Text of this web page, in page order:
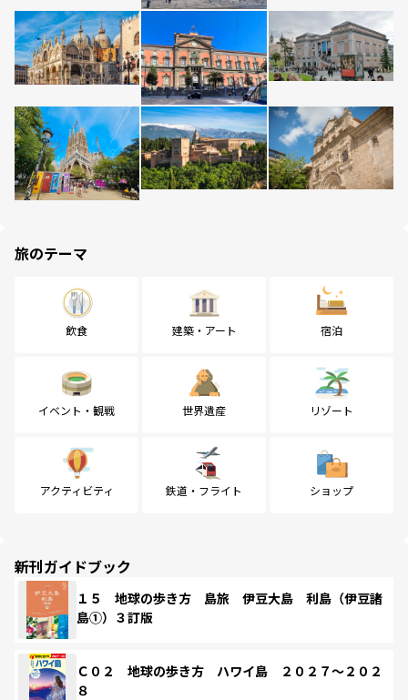
旅のテーマ
飲食 建築・アート 宿泊
イベント・観戦 世界遺産 リゾート
アクティビティ 鉄道・フライト ショップ
新刊ガイドブック
１５ 地球の歩き方 島旅 伊豆大島 利島（伊豆諸
島①）３訂版
Ｃ０２ 地球の歩き方 ハワイ島 ２０２７～２０２
８